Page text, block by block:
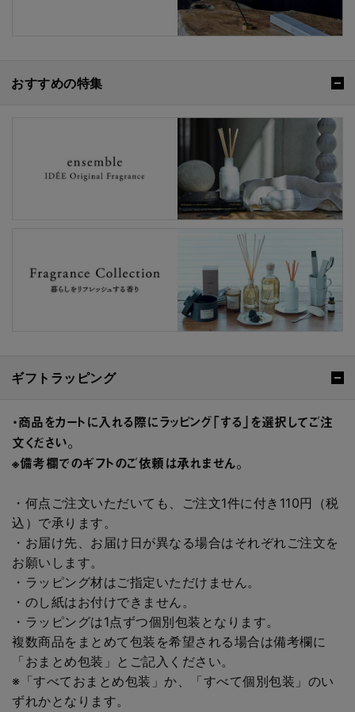
おすすめの特集
ギフトラッピング
・商品をカートに入れる際にラッピング「する」を選択してご注
文ください。
※備考欄でのギフトのご依頼は承れません。
・何点ご注文いただいても、ご注文1件に付き110円（税
込）で承ります。
・お届け先、お届け日が異なる場合はそれぞれご注文を
お願いします。
・ラッピング材はご指定いただけません。
・のし紙はお付けできません。
・ラッピングは1点ずつ個別包装となります。
複数商品をまとめて包装を希望される場合は備考欄に
「おまとめ包装」とご記入ください。
※「すべておまとめ包装」か、「すべて個別包装」のい
ずれかとなります。